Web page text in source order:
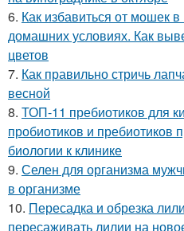
6. Как избавиться от мошек
домашних условиях. Как
цветов
7. Как правильно стричь
весной
8. ТОП-11 пребиотиков для
пробиотиков и пребиотиков
биологии к клинике
9. Селен для организма
в организме
10. Пересадка и обрезка
пересаживать лилии на